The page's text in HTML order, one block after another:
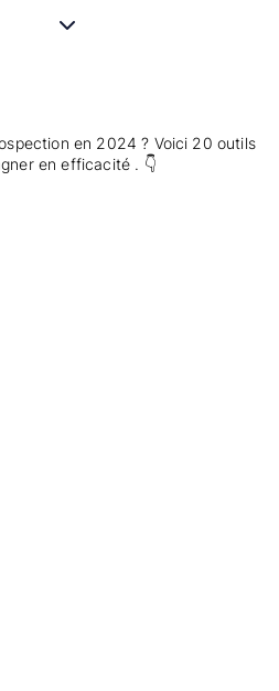
en 2024 ? Voici 20 outils
en efficacité . 👇